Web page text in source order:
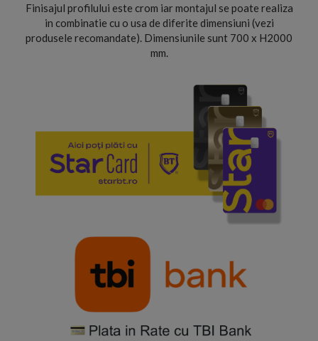
Finisajul profilului este crom iar montajul se poate realiza
in combinatie cu o usa de diferite dimensiuni (vezi
produsele recomandate). Dimensiunile sunt 700 x H2000
mm.